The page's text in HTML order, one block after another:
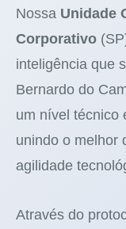
Nossa Unidade
Corporativo
inteligência que
Bernardo do
um nível técnico
unindo o melhor
agilidade
Através do